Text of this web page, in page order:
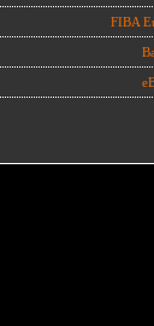
FIBA